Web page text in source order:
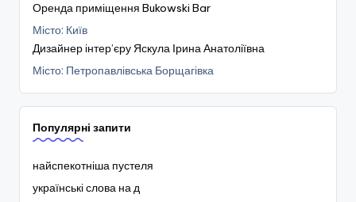
Оренда приміщення Bukowski Bar
Місто: Київ
Дизайнер інтер’єру Яскула Ірина Анатоліївна
Місто: Петропавлівська Борщагівка
Популярні запити
найспекотніша пустеля
українські слова на д